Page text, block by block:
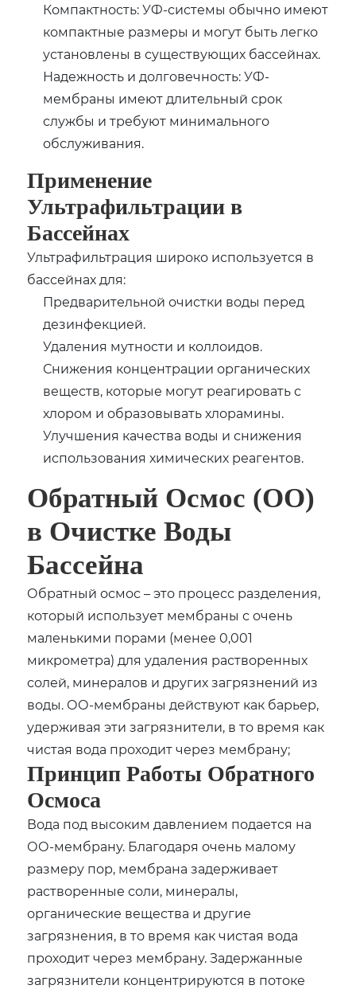
Компактность: УФ-системы обычно имеют
компактные размеры и могут быть легко
установлены в существующих бассейнах.
Надежность и долговечность: УФ-
мембраны имеют длительный срок
службы и требуют минимального
обслуживания.
Применение
Ультрафильтрации в
Бассейнах
Ультрафильтрация широко используется в
бассейнах для:
Предварительной очистки воды перед
дезинфекцией.
Удаления мутности и коллоидов.
Снижения концентрации органических
веществ, которые могут реагировать с
хлором и образовывать хлорамины.
Улучшения качества воды и снижения
использования химических реагентов.
Обратный Осмос (ОО)
в Очистке Воды
Бассейна
Обратный осмос – это процесс разделения,
который использует мембраны с очень
маленькими порами (менее 0,001
микрометра) для удаления растворенных
солей, минералов и других загрязнений из
воды. ОО-мембраны действуют как барьер,
удерживая эти загрязнители, в то время как
чистая вода проходит через мембрану;
Принцип Работы Обратного
Осмоса
Вода под высоким давлением подается на
ОО-мембрану. Благодаря очень малому
размеру пор, мембрана задерживает
растворенные соли, минералы,
органические вещества и другие
загрязнения, в то время как чистая вода
проходит через мембрану. Задержанные
загрязнители концентрируются в потоке